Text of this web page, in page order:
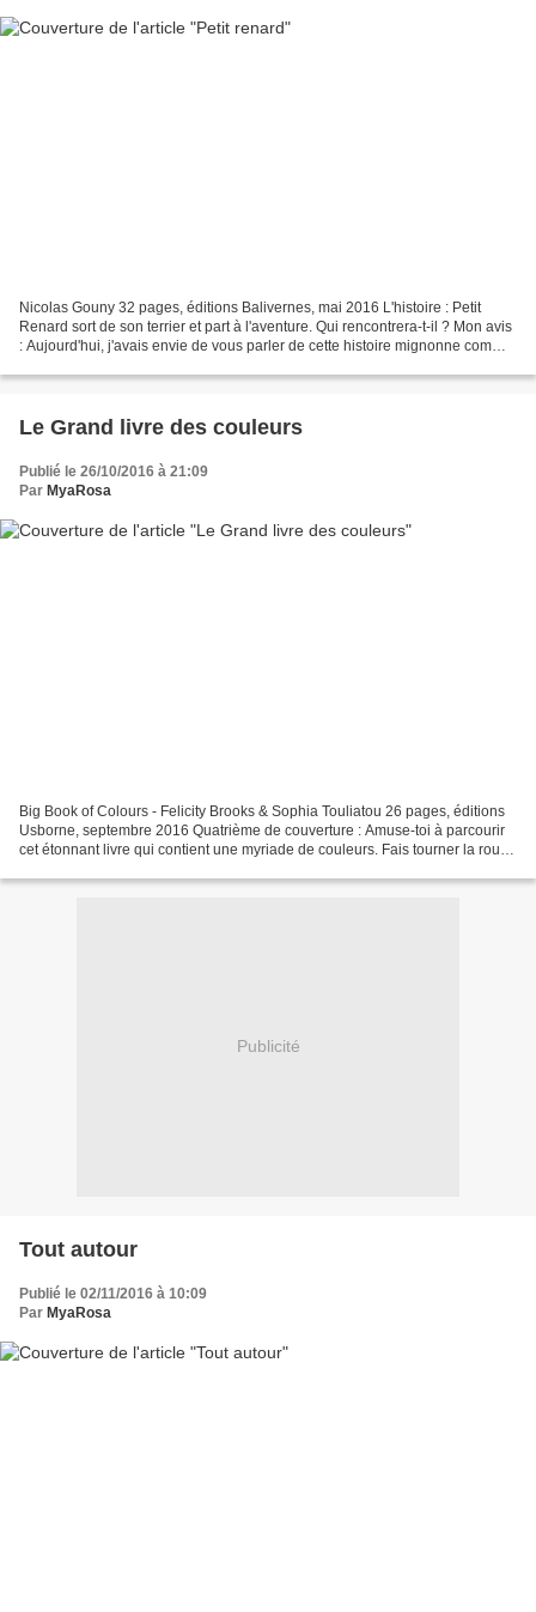
Nicolas Gouny 32 pages, éditions Balivernes, mai 2016 L'histoire : Petit
Renard sort de son terrier et part à l'aventure. Qui rencontrera-t-il ? Mon avis
: Aujourd'hui, j'avais envie de vous parler de cette histoire mignonne comme
Le Grand livre des couleurs
Publié le 26/10/2016 à 21:09
Par MyaRosa
Big Book of Colours - Felicity Brooks & Sophia Touliatou 26 pages, éditions
Usborne, septembre 2016 Quatrième de couverture : Amuse-toi à parcourir
cet étonnant livre qui contient une myriade de couleurs. Fais tourner la roue
Publicité
Tout autour
Publié le 02/11/2016 à 10:09
Par MyaRosa